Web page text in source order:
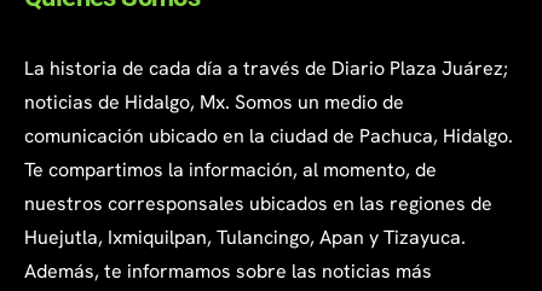
La historia de cada día a través de Diario Plaza Juárez;
noticias de Hidalgo, Mx. Somos un medio de
comunicación ubicado en la ciudad de Pachuca, Hidalgo.
Te compartimos la información, al momento, de
nuestros corresponsales ubicados en las regiones de
Huejutla, Ixmiquilpan, Tulancingo, Apan y Tizayuca.
Además, te informamos sobre las noticias más